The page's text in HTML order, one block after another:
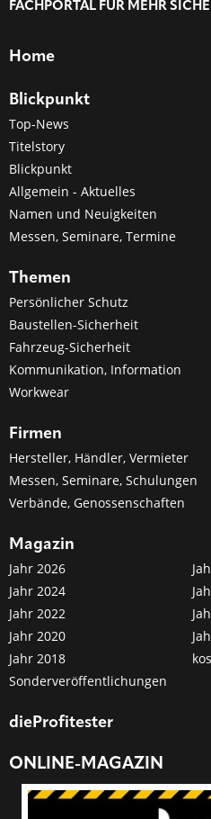
FACHPORTAL FÜR MEHR
Home
Blickpunkt
Top-News
Titelstory
Blickpunkt
Allgemein - Aktuelles
Namen und Neuigkeiten
Messen, Seminare, Termine
Themen
Persönlicher Schutz
Baustellen-Sicherheit
Fahrzeug-Sicherheit
Kommunikation, Information
Workwear
Firmen
Hersteller, Händler, Vermieter
Messen, Seminare, Schulungen
Verbände, Genossenschaften
Magazin
Jahr 2026
Jahr 2024
Jahr 2022
Jahr 2020
Jahr 2018
Sonderveröffentlichungen
dieProfitester
ONLINE-MAGAZIN